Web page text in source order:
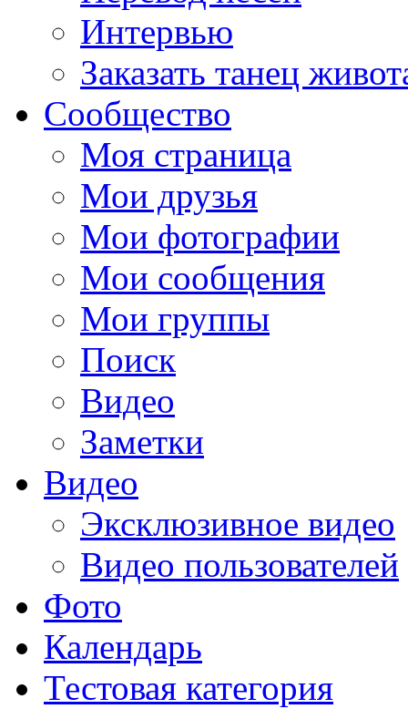
Интервью
Заказать танец
Сообщество
Моя страница
Мои друзья
Мои фотографии
Мои сообщения
Мои группы
Поиск
Видео
Заметки
Видео
Эксклюзивное видео
Видео пользователей
Фото
Календарь
Тестовая категория